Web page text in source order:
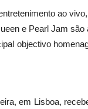
ao
e Pearl Jam
objectivo
em Lisboa,